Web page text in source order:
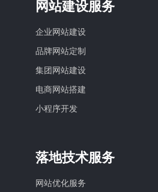
网站建设服务
企业网站建设
品牌网站定制
集团网站建设
电商网站搭建
小程序开发
落地技术服务
网站优化服务